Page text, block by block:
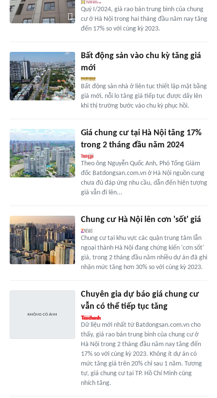
Quý I/2024, giá rao bán trung bình của chung
cư ở Hà Nội trong hai tháng đầu năm nay tăng
đến 17% so với cùng kỳ 2023.
Bất động sản vào chu kỳ tăng giá
mới
Bất động sản nhà ở liên tục thiết lập mặt bằng
giá mới, nỗi lo tăng giá tiếp tục được dấy lên
khi thị trường bước vào chu kỳ phục hồi.
Giá chung cư tại Hà Nội tăng 17%
trong 2 tháng đầu năm 2024
Theo ông Nguyễn Quốc Anh, Phó Tổng Giám
đốc Batdongsan.com.vn ở Hà Nội nguồn cung
chưa đủ đáp ứng nhu cầu, dẫn đến hiện tượng
giá vẫn đi lên...
Chung cư Hà Nội lên cơn 'sốt' giá
Chung cư tại khu vực các quận trung tâm lẫn
ngoại thành Hà Nội đang chứng kiến 'cơn sốt'
giá, trong 2 tháng đầu năm nhiều dự án đã ghi
nhận mức tăng hơn 30% so với cùng kỳ 2023.
Chuyên gia dự báo giá chung cư
vẫn có thể tiếp tục tăng
Dữ liệu mới nhất từ Batdongsan.com.vn cho
thấy, giá rao bán trung bình của chung cư ở
Hà Nội trong 2 tháng đầu năm nay tăng đến
17% so với cùng kỳ 2023. Không ít dự án có
mức tăng giá trên 20% chỉ sau 1 năm. Tương
tự, giá chung cư tại TP. Hồ Chí Minh cũng
nhích tăng.